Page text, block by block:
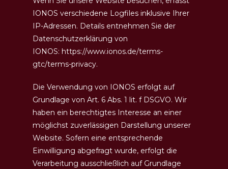
IONOS verschiedene Logfiles inklusive Ihrer
IP-Adressen. Details entnehmen Sie der
Datenschutzerklärung von
IONOS: https://www.ionos.de/terms-
gtc/terms-privacy.
Die Verwendung von IONOS erfolgt auf
Grundlage von Art. 6 Abs. 1 lit. f DSGVO. Wir
haben ein berechtigtes Interesse an einer
möglichst zuverlässigen Darstellung unserer
Website. Sofern eine entsprechende
Einwilligung abgefragt wurde, erfolgt die
Verarbeitung ausschließlich auf Grundlage